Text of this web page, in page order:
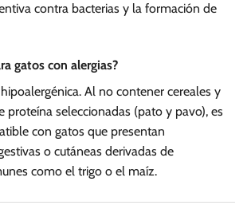
contra bacterias y la formación de
gatos con alergias?
Al no contener cereales y
proteína seleccionadas (pato y pavo), es
con gatos que presentan
o cutáneas derivadas de
como el trigo o el maíz.